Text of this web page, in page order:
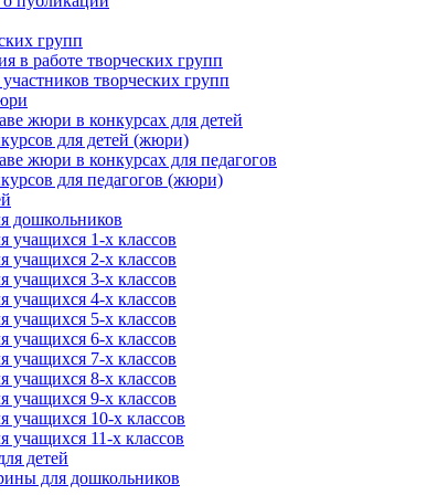
групп
в работе творческих групп
творческих групп
жюри в конкурсах для детей
для детей (жюри)
жюри в конкурсах для педагогов
для педагогов (жюри)
дошкольников
учащихся 1-х классов
учащихся 2-х классов
учащихся 3-х классов
учащихся 4-х классов
учащихся 5-х классов
учащихся 6-х классов
учащихся 7-х классов
учащихся 8-х классов
учащихся 9-х классов
учащихся 10-х классов
11-х классов
детей
для дошкольников